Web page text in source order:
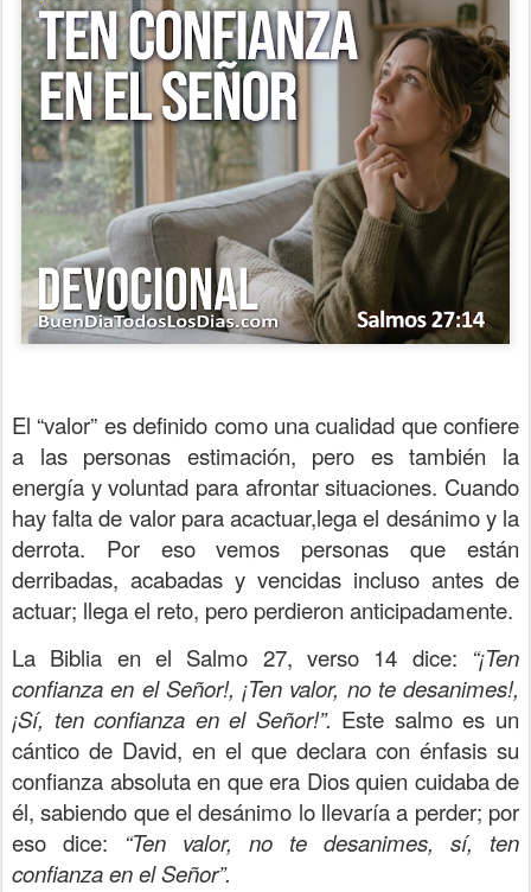
El “valor” es definido como una cualidad que confiere
a las personas estimación, pero es también la
energía y voluntad para afrontar situaciones. Cuando
hay falta de valor para acactuar,lega el desánimo y la
derrota. Por eso vemos personas que están
derribadas, acabadas y vencidas incluso antes de
actuar; llega el reto, pero perdieron anticipadamente.
La Biblia en el Salmo 27, verso 14 dice: “¡Ten
confianza en el Señor!, ¡Ten valor, no te desanimes!,
¡Sí, ten confianza en el Señor!”. Este salmo es un
cántico de David, en el que declara con énfasis su
confianza absoluta en que era Dios quien cuidaba de
él, sabiendo que el desánimo lo llevaría a perder; por
eso dice: “Ten valor, no te desanimes, sí, ten
confianza en el Señor”.